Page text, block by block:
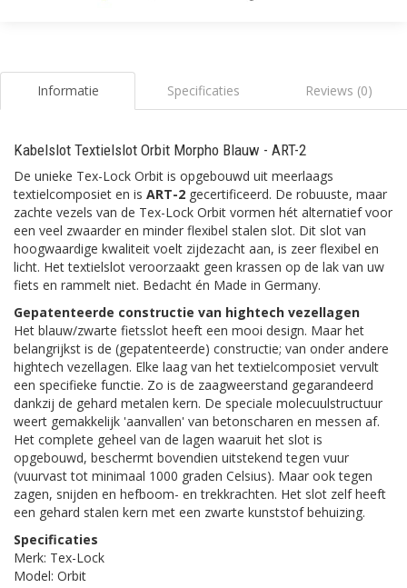
Informatie Specificaties Reviews (0)
Kabelslot Textielslot Orbit Morpho Blauw - ART-2
De unieke Tex-Lock Orbit is opgebouwd uit meerlaags
textielcomposiet en is ART-2 gecertificeerd. De robuuste, maar
zachte vezels van de Tex-Lock Orbit vormen hét alternatief voor
een veel zwaarder en minder flexibel stalen slot. Dit slot van
hoogwaardige kwaliteit voelt zijdezacht aan, is zeer flexibel en
licht. Het textielslot veroorzaakt geen krassen op de lak van uw
fiets en rammelt niet. Bedacht én Made in Germany.
Gepatenteerde constructie van hightech vezellagen
Het blauw/zwarte fietsslot heeft een mooi design. Maar het
belangrijkst is de (gepatenteerde) constructie; van onder andere
hightech vezellagen. Elke laag van het textielcomposiet vervult
een specifieke functie. Zo is de zaagweerstand gegarandeerd
dankzij de gehard metalen kern. De speciale molecuulstructuur
weert gemakkelijk 'aanvallen' van betonscharen en messen af.
Het complete geheel van de lagen waaruit het slot is
opgebouwd, beschermt bovendien uitstekend tegen vuur
(vuurvast tot minimaal 1000 graden Celsius). Maar ook tegen
zagen, snijden en hefboom- en trekkrachten. Het slot zelf heeft
een gehard stalen kern met een zwarte kunststof behuizing.
Specificaties
Merk: Tex-Lock
Model: Orbit